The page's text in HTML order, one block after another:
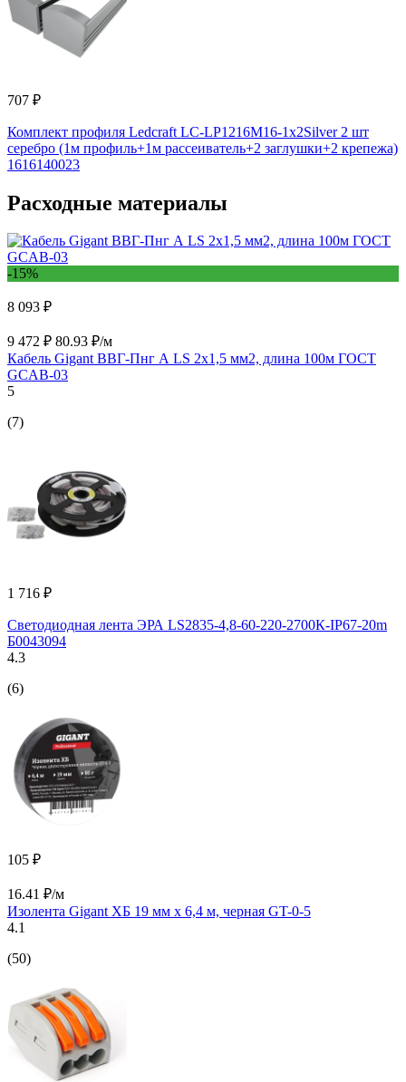
707 ₽
Комплект профиля Ledcraft LC-LP1216M16-1x2Silver 2 шт
серебро (1м профиль+1м рассеиватель+2 заглушки+2 крепежа)
1616140023
Расходные материалы
-15%
8 093 ₽
9 472 ₽ 80.93 ₽/м
Кабель Gigant ВВГ-Пнг А LS 2x1,5 мм2, длина 100м ГОСТ
GCAB-03
5
(7)
1 716 ₽
Светодиодная лента ЭРА LS2835-4,8-60-220-2700К-IP67-20m
Б0043094
4.3
(6)
105 ₽
16.41 ₽/м
Изолента Gigant ХБ 19 мм х 6,4 м, черная GT-0-5
4.1
(50)